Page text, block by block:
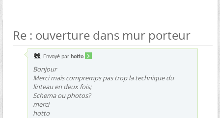
Re : ouverture dans mur porteur
Envoyé par hotto
Bonjour
Merci mais compremps pas trop la technique du
linteau en deux fois;
Schema ou photos?
merci
hotto